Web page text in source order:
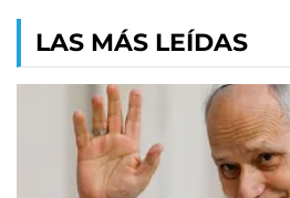
LAS MÁS LEÍDAS